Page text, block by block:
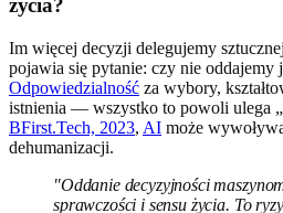
życia?
Im więcej decyzji delegujemy
pojawia się pytanie: czy nie oddajemy
Odpowiedzialność za wybory,
istnienia — wszystko to powoli ulega
BFirst.Tech, 2023, AI może
dehumanizacji.
"Oddanie decyzyjności
sprawczości i sensu życia. To